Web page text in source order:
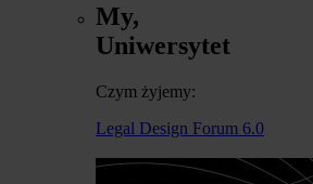
My,
Uniwersytet
Czym żyjemy:
Legal Design Forum 6.0